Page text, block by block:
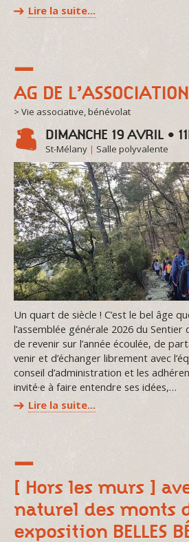
Lire la suite…
AG DE L’ASSOCIATION
> Vie associative, bénévolat
DIMANCHE 19 AVRIL •
St-Mélany | Salle polyvalente
Un quart de siècle ! C’est le bel âge
l’assemblée générale 2026 du Sentier
de revenir sur l’année écoulée, de
venir et d’échanger librement avec
conseil d’administration et les
invité·e à faire entendre ses idées,…
Lire la suite…
[ Hors les murs ]
naturel des monts
exposition BELLES